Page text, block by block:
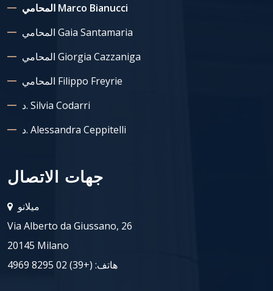
المحامي Marco Bianucci
المحامي Gaia Santamaria
المحامي Giorgia Cazzaniga
المحامي Filippo Freyrie
د. Silvia Codarri
د. Alessandra Ceppitelli
جهات الاتصال
ميلانو
Via Alberto da Giussano, 26
20145 Milano
هاتف: (+39) 02 8295 4969